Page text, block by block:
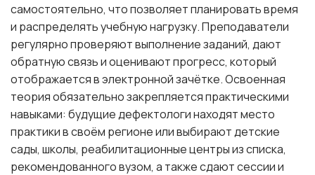
самостоятельно, что позволяет планировать время
и распределять учебную нагрузку. Преподаватели
регулярно проверяют выполнение заданий, дают
обратную связь и оценивают прогресс, который
отображается в электронной зачётке. Освоенная
теория обязательно закрепляется практическими
навыками: будущие дефектологи находят место
практики в своём регионе или выбирают детские
сады, школы, реабилитационные центры из списка,
рекомендованного вузом, а также сдают сессии и